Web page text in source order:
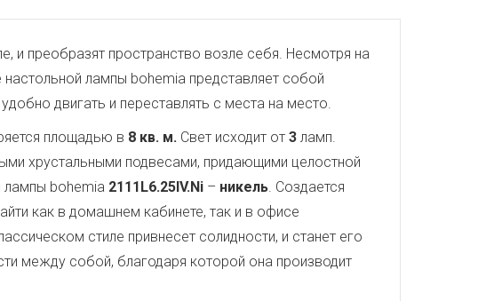
и преобразят пространство возле себя. Несмотря на
лампы bohemia представляет собой
двигать и переставлять с места на место.
площадью в 8 кв. м. Свет исходит от 3 ламп.
хрустальными подвесами, придающими целостной
лампы bohemia 2111L6.25IV.Ni – никель. Создается
как в домашнем кабинете, так и в офисе
стиле привнесет солидности, и станет его
между собой, благодаря которой она производит